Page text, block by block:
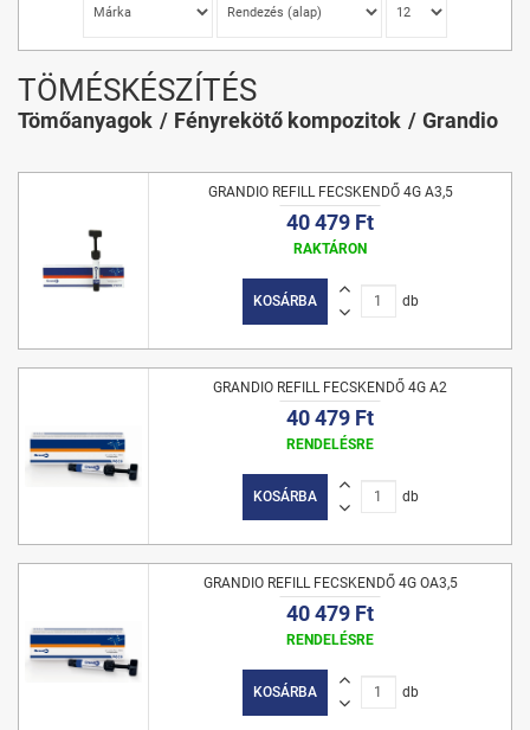
TÖMÉSKÉSZÍTÉS
Tömőanyagok Fényrekötő kompozitok Grandio
GRANDIO REFILL FECSKENDŐ 4G A3,5
40 479 Ft
RAKTÁRON
KOSÁRBA db
GRANDIO REFILL FECSKENDŐ 4G A2
40 479 Ft
RENDELÉSRE
KOSÁRBA db
GRANDIO REFILL FECSKENDŐ 4G OA3,5
40 479 Ft
RENDELÉSRE
KOSÁRBA db